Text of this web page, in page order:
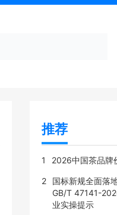
推荐
1 2026中国茶品牌
2
国标新规全面落
GB/T 47141-
业实操提示